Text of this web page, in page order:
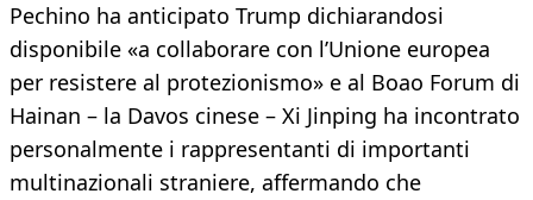
Pechino ha anticipato Trump dichiarandosi
disponibile «a collaborare con l’Unione europea
per resistere al protezionismo» e al Boao Forum di
Hainan – la Davos cinese – Xi Jinping ha incontrato
personalmente i rappresentanti di importanti
multinazionali straniere, affermando che